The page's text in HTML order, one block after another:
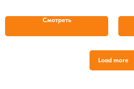
Смотреть
Load more